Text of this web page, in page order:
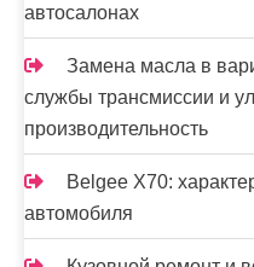
автосалонах
Замена масла в
службы трансмиссии и
производительность
Belgee X70:
автомобиля